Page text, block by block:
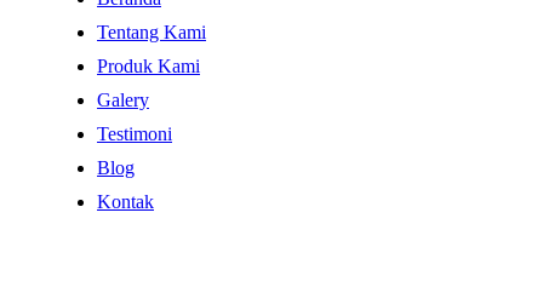
Tentang Kami
Produk Kami
Galery
Testimoni
Blog
Kontak